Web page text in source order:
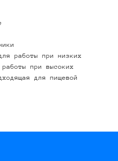
работы при низких
при высоких
для пищевой